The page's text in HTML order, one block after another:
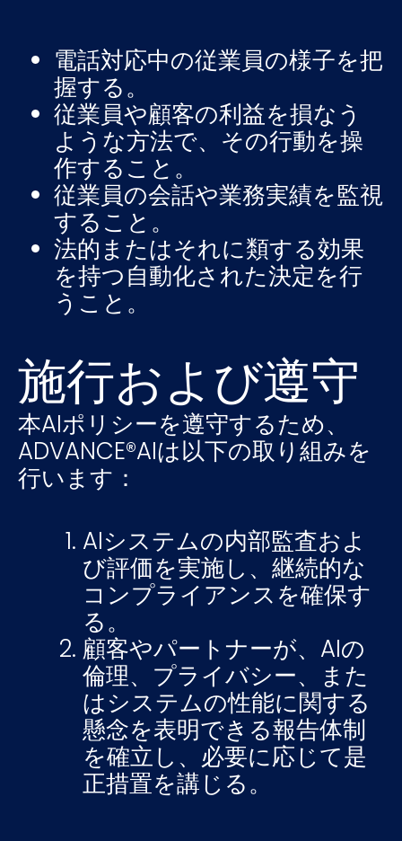
電話対応中の従業員の様子を把
握する。
従業員や顧客の利益を損なう
ような方法で、その行動を操
作すること。
従業員の会話や業務実績を監視
すること。
法的またはそれに類する効果
を持つ自動化された決定を行
うこと。
施行および遵守
本AIポリシーを遵守するため、
ADVANCE®AIは以下の取り組みを
行います：
AIシステムの内部監査およ
び評価を実施し、継続的な
コンプライアンスを確保す
る。
顧客やパートナーが、AIの
倫理、プライバシー、また
はシステムの性能に関する
懸念を表明できる報告体制
を確立し、必要に応じて是
正措置を講じる。